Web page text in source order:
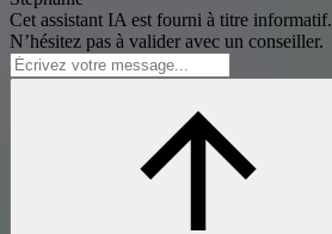
Cet assistant IA est fourni à titre informatif.
N’hésitez pas à valider avec un conseiller.